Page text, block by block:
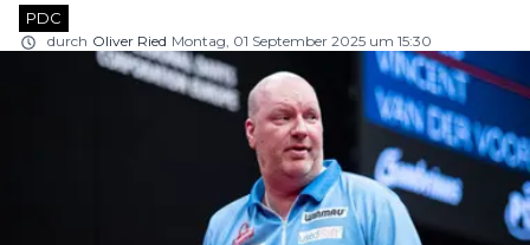
PDC
durch Oliver Ried Montag, 01 September 2025 um 15:30